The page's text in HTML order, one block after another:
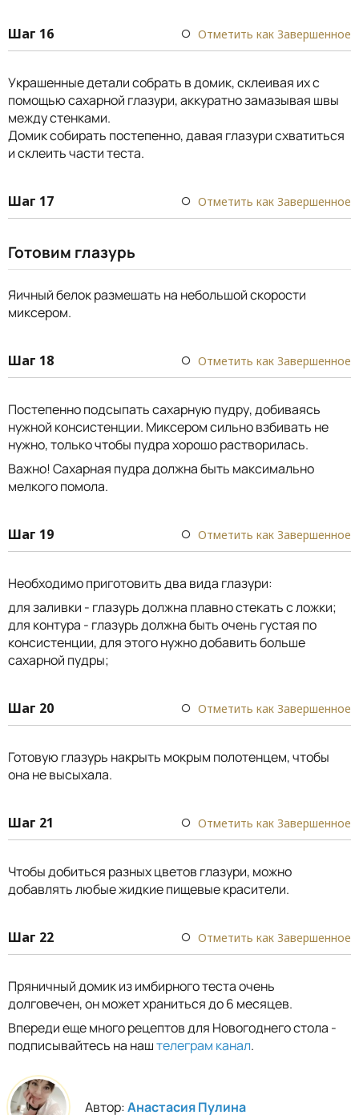
Шаг 16 Отметить как Завершенное
Украшенные детали собрать в домик, склеивая их с
помощью сахарной глазури, аккуратно замазывая швы
между стенками.
Домик собирать постепенно, давая глазури схватиться
и склеить части теста.
Шаг 17 Отметить как Завершенное
Готовим глазурь
Яичный белок размешать на небольшой скорости
миксером.
Шаг 18 Отметить как Завершенное
Постепенно подсыпать сахарную пудру, добиваясь
нужной консистенции. Миксером сильно взбивать не
нужно, только чтобы пудра хорошо растворилась.
Важно! Сахарная пудра должна быть максимально
мелкого помола.
Шаг 19 Отметить как Завершенное
Необходимо приготовить два вида глазури:
для заливки - глазурь должна плавно стекать с ложки;
для контура - глазурь должна быть очень густая по
консистенции, для этого нужно добавить больше
сахарной пудры;
Шаг 20 Отметить как Завершенное
Готовую глазурь накрыть мокрым полотенцем, чтобы
она не высыхала.
Шаг 21 Отметить как Завершенное
Чтобы добиться разных цветов глазури, можно
добавлять любые жидкие пищевые красители.
Шаг 22 Отметить как Завершенное
Пряничный домик из имбирного теста очень
долговечен, он может храниться до 6 месяцев.
Впереди еще много рецептов для Новогоднего стола -
подписывайтесь на наштелеграм канал.
Автор:Анастасия Пулина